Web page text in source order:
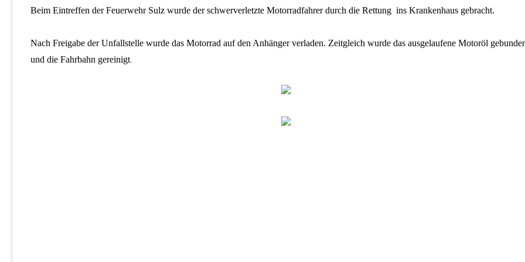
Beim Eintreffen der Feuerwehr Sulz wurde der schwerverletzte Motorradfahrer durch die Rettung ins Krankenhaus gebracht.
Nach Freigabe der Unfallstelle wurde das Motorrad auf den Anhänger verladen. Zeitgleich wurde das ausgelaufene Motoröl
und die Fahrbahn gereinigt.